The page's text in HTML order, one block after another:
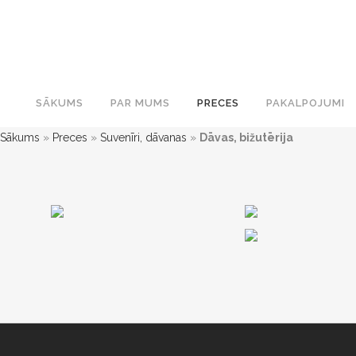
SĀKUMS PAR MUMS PRECES PAKALPOJUMI
Sākums » Preces » Suvenīri, dāvanas » Dāvas, bižutērija